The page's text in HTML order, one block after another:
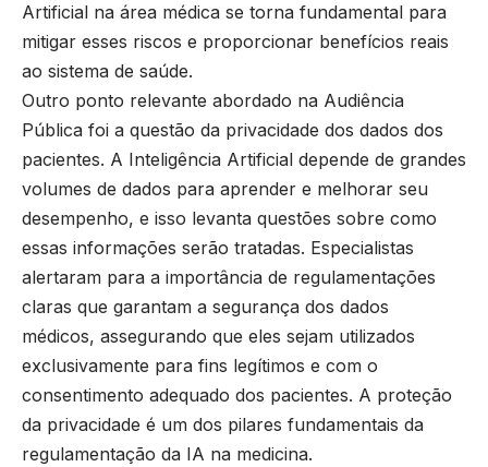
Artificial na área médica se torna fundamental para
mitigar esses riscos e proporcionar benefícios reais
ao sistema de saúde.
Outro ponto relevante abordado na Audiência
Pública foi a questão da privacidade dos dados dos
pacientes. A Inteligência Artificial depende de grandes
volumes de dados para aprender e melhorar seu
desempenho, e isso levanta questões sobre como
essas informações serão tratadas. Especialistas
alertaram para a importância de regulamentações
claras que garantam a segurança dos dados
médicos, assegurando que eles sejam utilizados
exclusivamente para fins legítimos e com o
consentimento adequado dos pacientes. A proteção
da privacidade é um dos pilares fundamentais da
regulamentação da IA na medicina.